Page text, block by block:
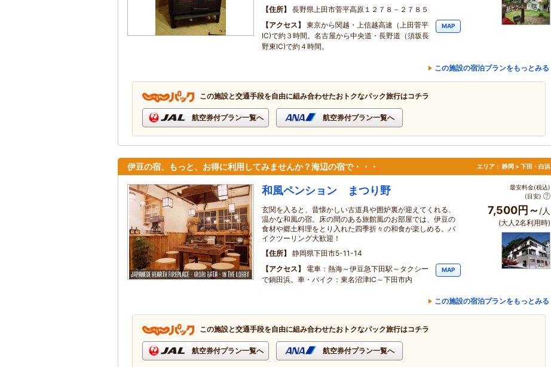
住所
長野県上田市菅平高原１２７８－２７８５
アクセス
東京から関越・上信越高速（上田菅平
IC)で約３時間。名古屋から中央道・長野道（須坂長
野東IC)で約４時間。
MAP
この施設の宿泊プランをもっとみる
この施設と交通手段を自由に組み合わせたおトクなパック旅行はコチラ
航空券付プラン一覧へ 航空券付プラン一覧へ
伊豆の宿、もっと、お得に利用してみませんか？海辺の宿で・・・ エリア： 静岡 > 下田・白浜
和風ペンション まつり野
玄関を入ると、昔懐かしい古道具や囲炉裏が迎えてくれる、
温かな和風の宿。床の間のある旅館風のお部屋では、伊豆の
食材や郷土料理をとり入れた四季折々の和食が楽しめる。バ
イクツーリング大歓迎！
住所
静岡県下田市5-11-14
アクセス
電車：熱海～伊豆急下田駅～タクシー
で鍋田浜。車・バイク：東名沼津IC～下田市内
MAP
最安料金(税込)
(目安)
7,500円～ /人
(大人2名利用時)
この施設の宿泊プランをもっとみる
この施設と交通手段を自由に組み合わせたおトクなパック旅行はコチラ
航空券付プラン一覧へ 航空券付プラン一覧へ